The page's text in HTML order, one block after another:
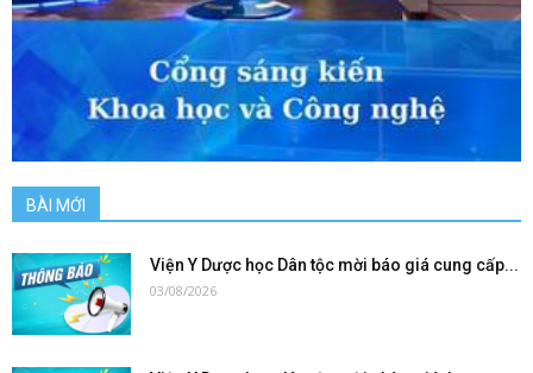
BÀI MỚI
Viện Y Dược học Dân tộc mời báo giá cung cấp...
03/08/2026